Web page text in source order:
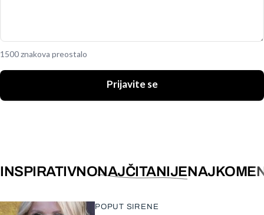
1500 znakova preostalo
Prijavite se
INSPIRATIVNONAJČITANIJE
POPUT SIRENE